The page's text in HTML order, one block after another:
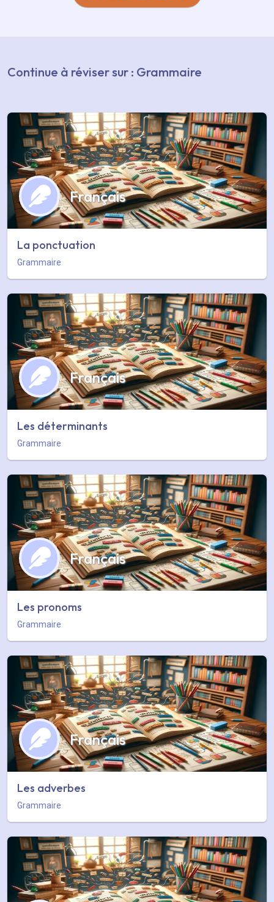
Continue à réviser sur : Grammaire
Français
La ponctuation
Grammaire
Français
Les déterminants
Grammaire
Français
Les pronoms
Grammaire
Français
Les adverbes
Grammaire